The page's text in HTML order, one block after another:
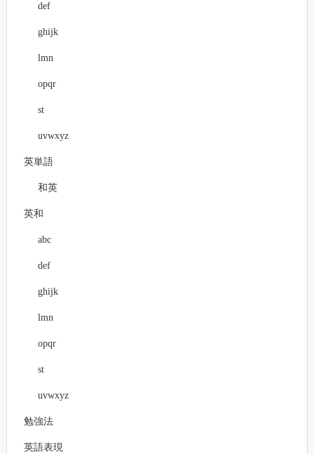
def
ghijk
lmn
opqr
st
uvwxyz
英単語
和英
英和
abc
def
ghijk
lmn
opqr
st
uvwxyz
勉強法
英語表現